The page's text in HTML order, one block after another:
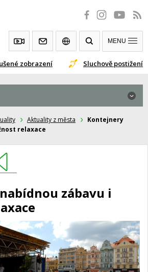
zobrazení Sluchově postižení
MENU
Aktuality z města
Kontejnery
relaxace
zábavu i